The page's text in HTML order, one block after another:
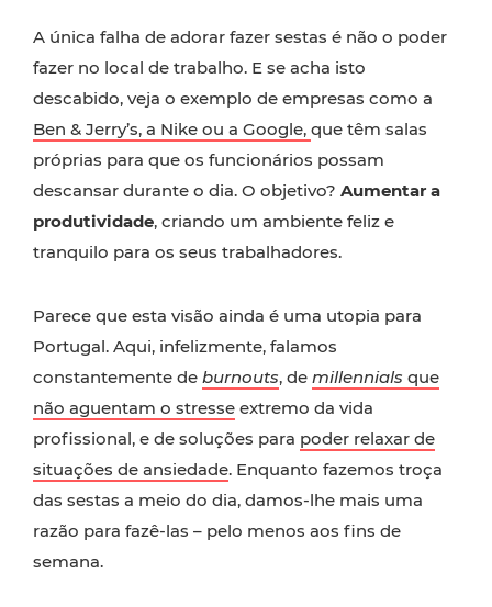
A única falha de adorar fazer sestas é não o poder
fazer no local de trabalho. E se acha isto
descabido, veja o exemplo de empresas como a
Ben & Jerry’s, a Nike ou a Google, que têm salas
próprias para que os funcionários possam
descansar durante o dia. O objetivo? Aumentar a
produtividade, criando um ambiente feliz e
tranquilo para os seus trabalhadores.
Parece que esta visão ainda é uma utopia para
Portugal. Aqui, infelizmente, falamos
constantemente de burnouts, de millennials que
não aguentam o stresse extremo da vida
profissional, e de soluções para poder relaxar de
situações de ansiedade. Enquanto fazemos troça
das sestas a meio do dia, damos-lhe mais uma
razão para fazê-las – pelo menos aos fins de
semana.